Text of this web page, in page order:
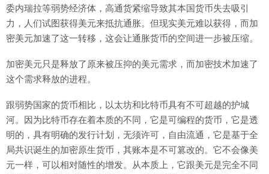
委内瑞拉等弱势经济体，高通货紧缩导致其本国货币失去吸引
力，人们试图获得美元来抵抗通胀。但现实美元难以获得，而加
密美元加速了这一转移，这会让通胀货币的空间进一步被压缩。
加密美元只是释放了原来被压抑的美元需求，而加密技术加速了
这个需求释放的进程。
跟弱势国家的货币相比，以太坊和比特币具有不可超越的护城
河。因为比特币存在着本质的不同，它是可编程的货币，它是透
明的，具有明确的发行计划，无须许可，自由流通，它是基于全
局共识诞生的加密原生货币，其账本是不可篡改的。它不会像美
元一样，可以相对随性的增发。从本质上，它跟美元是完全不同